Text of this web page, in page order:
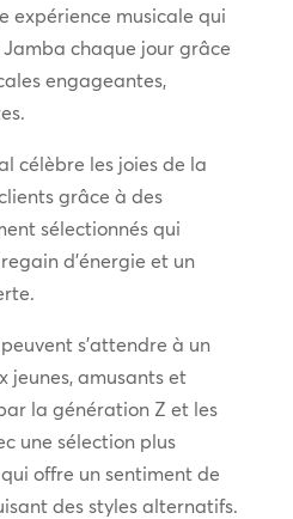
expérience musicale qui
Jamba chaque jour grâce
engageantes,
célèbre les joies de la
grâce à des
sélectionnés qui
d’énergie et un
s’attendre à un
jeunes, amusants et
la génération Z et les
une sélection plus
offre un sentiment de
des styles alternatifs.